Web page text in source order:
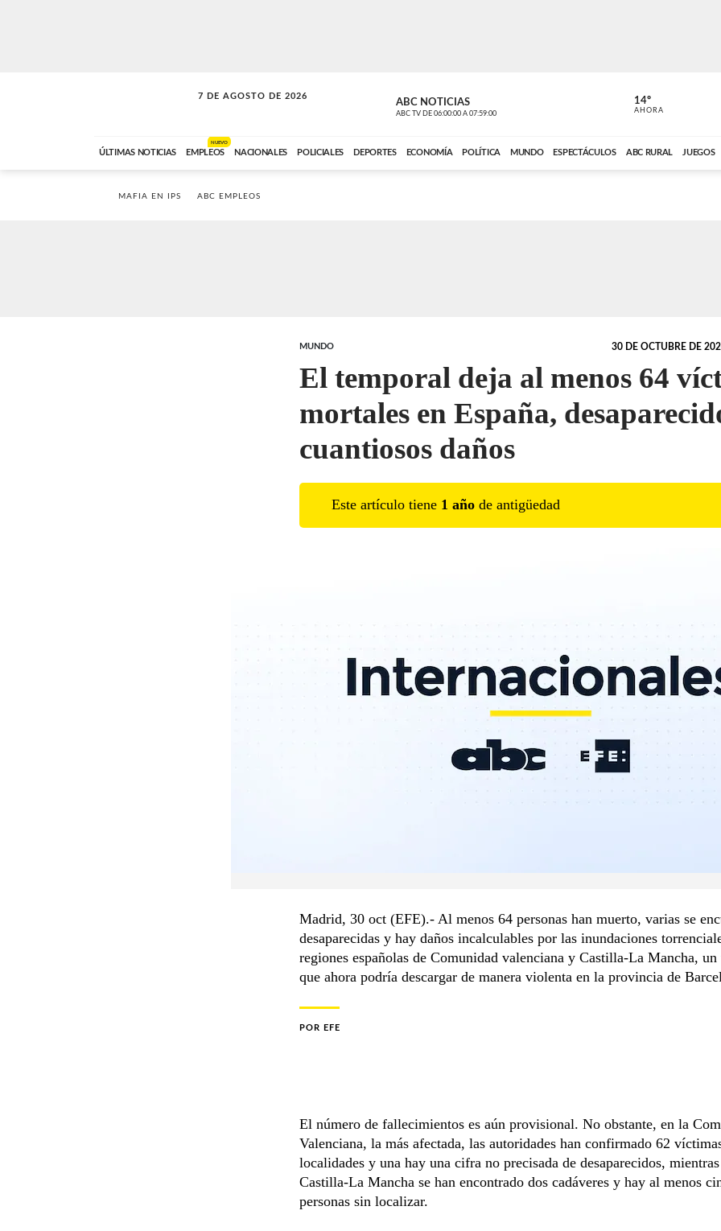
7 DE AGOSTO DE 2026
LA INCONDICIONAL ABC NOTICIAS
ABC TV DE 06:00:00 A 07:59:00 ABC CARDINAL
14º
AHORA
ÚLTIMAS NOTICIAS EMPLEOS
NUEVO
NACIONALES POLICIALES DEPORTES ECONOMÍA POLÍTICA MUNDO ESPECTÁCULOS ABC RURAL JUEGOS
MAFIA EN IPS ABC EMPLEOS
MUNDO 30 DE OCTUBRE DE
El temporal deja al menos 64
mortales en España,
cuantiosos daños
Este artículo tiene 1 año de antigüedad
Madrid, 30 oct (EFE).- Al menos 64 personas han muerto, varias se
desaparecidas y hay daños incalculables por las inundaciones
regiones españolas de Comunidad valenciana y Castilla-La Mancha, un
que ahora podría descargar de manera violenta en la provincia de
POR EFE
El número de fallecimientos es aún provisional. No obstante, en la
Valenciana, la más afectada, las autoridades han confirmado 62
localidades y una hay una cifra no precisada de desaparecidos,
Castilla-La Mancha se han encontrado dos cadáveres y hay al menos
personas sin localizar.